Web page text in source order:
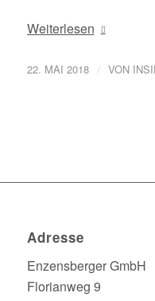
Weiterlesen
22. MAI 2018 / VON
Adresse
Enzensberger GmbH
Florianweg 9